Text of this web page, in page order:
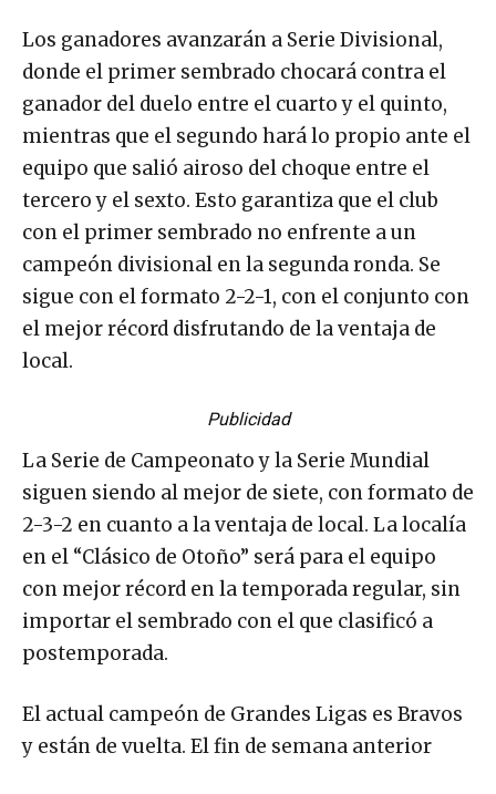
Los ganadores avanzarán a Serie Divisional,
donde el primer sembrado chocará contra el
ganador del duelo entre el cuarto y el quinto,
mientras que el segundo hará lo propio ante el
equipo que salió airoso del choque entre el
tercero y el sexto. Esto garantiza que el club
con el primer sembrado no enfrente a un
campeón divisional en la segunda ronda. Se
sigue con el formato 2-2-1, con el conjunto con
el mejor récord disfrutando de la ventaja de
local.
Publicidad
La Serie de Campeonato y la Serie Mundial
siguen siendo al mejor de siete, con formato de
2-3-2 en cuanto a la ventaja de local. La localía
en el “Clásico de Otoño” será para el equipo
con mejor récord en la temporada regular, sin
importar el sembrado con el que clasificó a
postemporada.
El actual campeón de Grandes Ligas es Bravos
y están de vuelta. El fin de semana anterior